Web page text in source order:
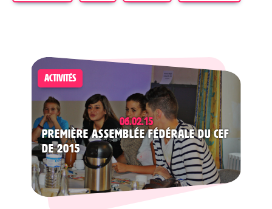
ACTIVITÉS
06.02.15
Première Assemblée Fédérale du CEF
de 2015